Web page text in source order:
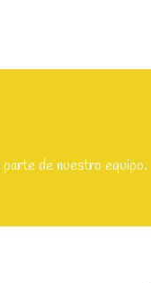
parte de nuestro equipo.